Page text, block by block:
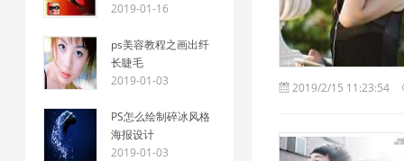
2019-01-16
ps美容教程之画出纤
长睫毛
2019-01-03
PS怎么绘制碎冰风格
海报设计
2019-01-03
2019/2/15 11:23:54